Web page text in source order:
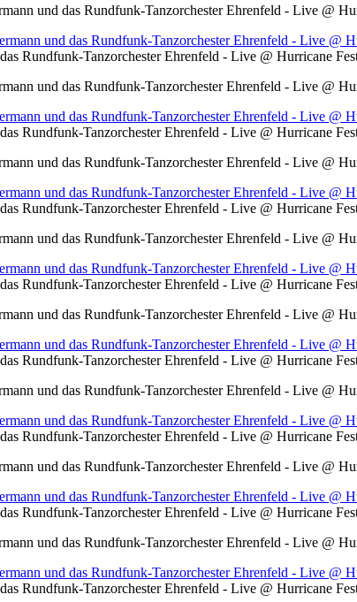
und das Rundfunk-Tanzorchester Ehrenfeld - Live @
Rundfunk-Tanzorchester Ehrenfeld - Live @ Hurricane
und das Rundfunk-Tanzorchester Ehrenfeld - Live @
Rundfunk-Tanzorchester Ehrenfeld - Live @ Hurricane
und das Rundfunk-Tanzorchester Ehrenfeld - Live @
Rundfunk-Tanzorchester Ehrenfeld - Live @ Hurricane
und das Rundfunk-Tanzorchester Ehrenfeld - Live @
Rundfunk-Tanzorchester Ehrenfeld - Live @ Hurricane
und das Rundfunk-Tanzorchester Ehrenfeld - Live @
Rundfunk-Tanzorchester Ehrenfeld - Live @ Hurricane
und das Rundfunk-Tanzorchester Ehrenfeld - Live @
Rundfunk-Tanzorchester Ehrenfeld - Live @ Hurricane
und das Rundfunk-Tanzorchester Ehrenfeld - Live @
Rundfunk-Tanzorchester Ehrenfeld - Live @ Hurricane
und das Rundfunk-Tanzorchester Ehrenfeld - Live @
Rundfunk-Tanzorchester Ehrenfeld - Live @ Hurricane